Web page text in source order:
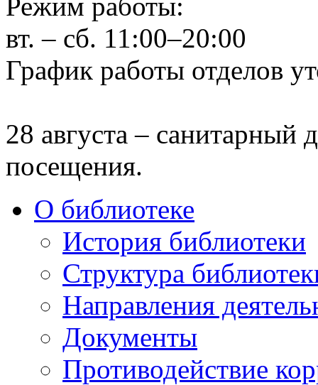
вт. – сб. 11:00–20:00
График работы отделов
28 августа – санитарный
посещения.
О библиотеке
История библиотеки
Структура
Направления
Документы
Противодействие